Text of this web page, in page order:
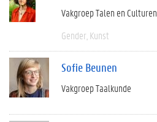
Vakgroep Talen en Culturen
Gender Kunst
Sofie Beunen
Vakgroep Taalkunde